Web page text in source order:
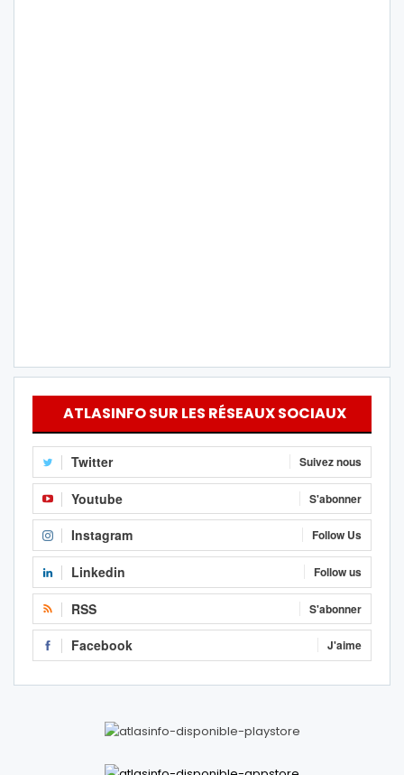
ATLASINFO SUR LES RÉSEAUX SOCIAUX
Twitter Suivez nous
Youtube S'abonner
Instagram Follow Us
Linkedin Follow us
RSS S'abonner
Facebook J'aime